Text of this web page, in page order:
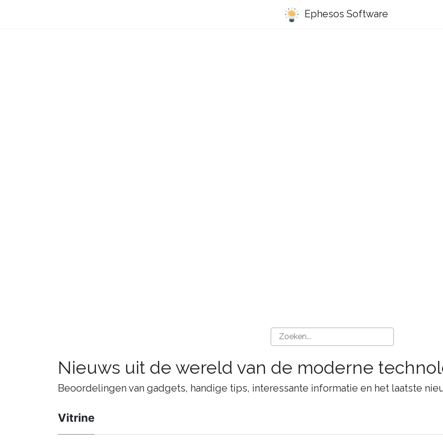
Ephesos Software
Nieuws uit de wereld van de moderne
Beoordelingen van gadgets, handige tips, interessante informatie en het laatste
Vitrine